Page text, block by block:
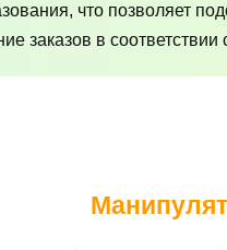
что позволяет
заказов в